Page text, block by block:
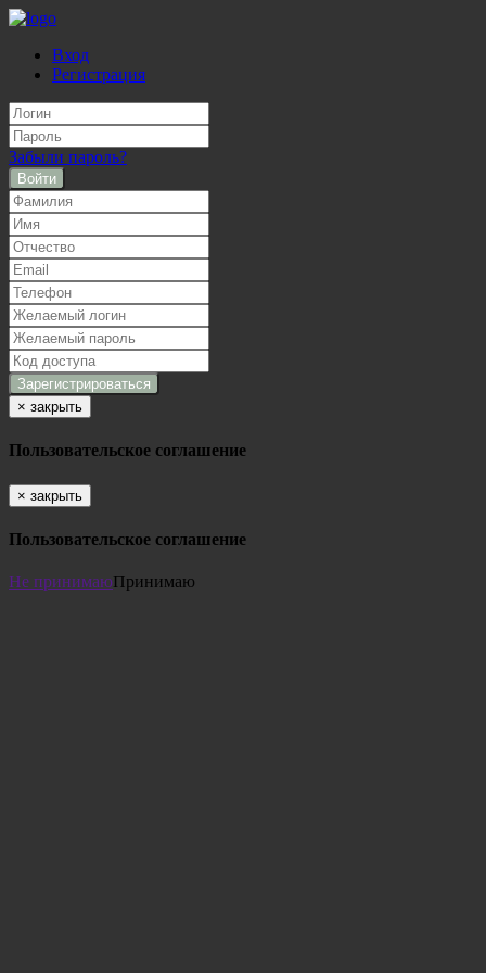
Вход
Регистрация
Забыли пароль?
Войти
× закрыть
Пользовательское соглашение
× закрыть
Пользовательское соглашение
Не принимаюПринимаю